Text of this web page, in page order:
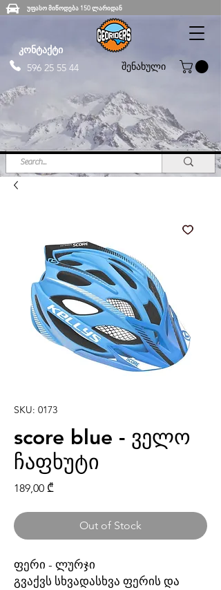
უფასო მიწოდება 150 ლარიდან
კონტაქტი
596 25 55 44
შენახული
SKU: 0173
score blue - ველო
ჩაფხუტი
189,00 ₾
Out of Stock
ფერი - ლურჯი
გვაქვს სხვადასხვა ფერის და